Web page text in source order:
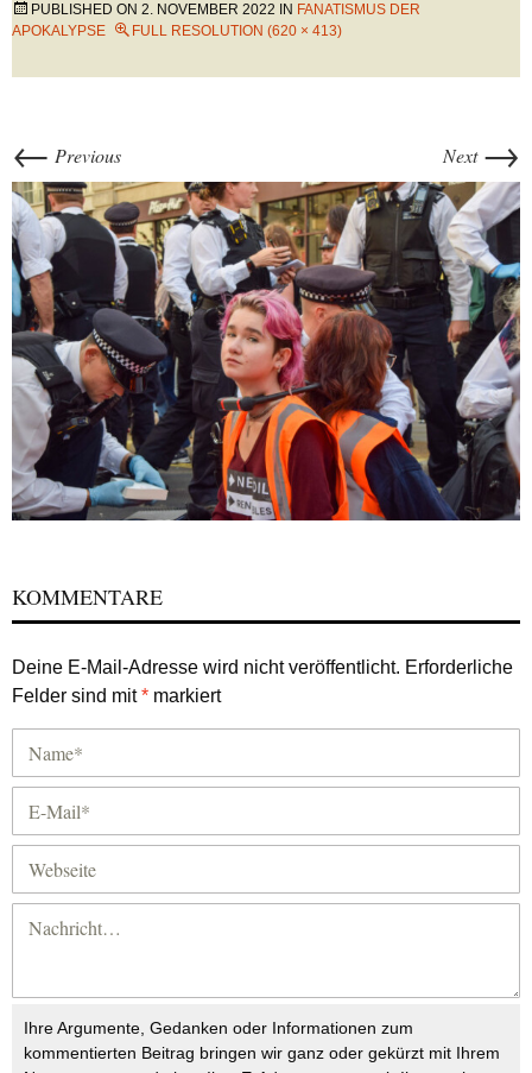
PUBLISHED ON 2. NOVEMBER 2022 IN FANATISMUS DER
APOKALYPSE
FULL RESOLUTION (620 × 413)
← Previous Next →
KOMMENTARE
Deine E-Mail-Adresse wird nicht veröffentlicht. Erforderliche
Felder sind mit* markiert
Ihre Argumente, Gedanken oder Informationen zum
kommentierten Beitrag bringen wir ganz oder gekürzt mit Ihrem